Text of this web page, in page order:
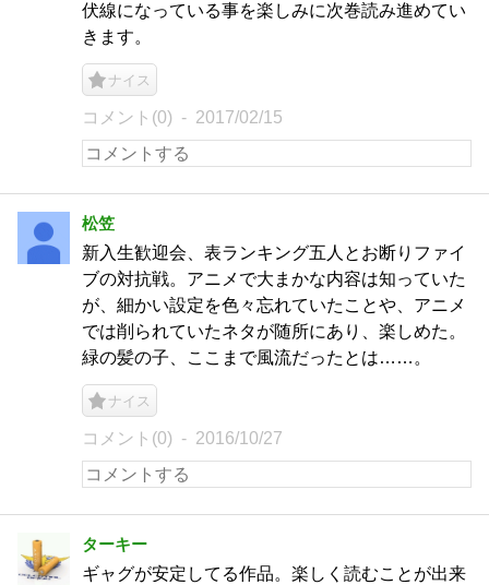
伏線になっている事を楽しみに次巻読み進めてい
きます。
ナイス
コメント(0) 2017/02/15
松笠
新入生歓迎会、表ランキング五人とお断りファイ
ブの対抗戦。アニメで大まかな内容は知っていた
が、細かい設定を色々忘れていたことや、アニメ
では削られていたネタが随所にあり、楽しめた。
緑の髪の子、ここまで風流だったとは……。
ナイス
コメント(0) 2016/10/27
ターキー
ギャグが安定してる作品。楽しく読むことが出来